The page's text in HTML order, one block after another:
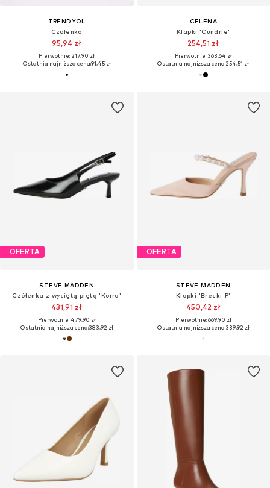
TRENDYOL
Czółenka
95,94 zł
Pierwotnie: 217,90 zł
Ostatnia najniższa cena:91,45 zł
CELENA
Klapki 'Cundrie'
254,51 zł
Pierwotnie: 363,64 zł
Ostatnia najniższa cena:254,51 zł
OFERTA
STEVE MADDEN
Czółenka z wyciętą piętą 'Korra'
431,91 zł
Pierwotnie: 479,90 zł
Ostatnia najniższa cena:383,92 zł
OFERTA
STEVE MADDEN
Klapki 'Brecki-P'
450,42 zł
Pierwotnie: 669,90 zł
Ostatnia najniższa cena:339,92 zł